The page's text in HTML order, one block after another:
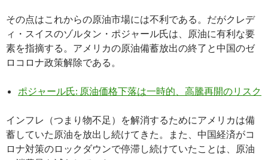
その点はこれからの原油市場には不利である。だがクレデ
ィ・スイスのゾルタン・ポジャール氏は、原油に有利な要
素を指摘する。アメリカの原油備蓄放出の終了と中国のゼ
ロコロナ政策解除である。
ポジャール氏: 原油価格下落は一時的、高騰再開のリスク
インフレ（つまり物不足）を解消するためにアメリカは備
蓄していた原油を放出し続けてきた。また、中国経済がコ
ロナ対策のロックダウンで停滞し続けていたことは、原油